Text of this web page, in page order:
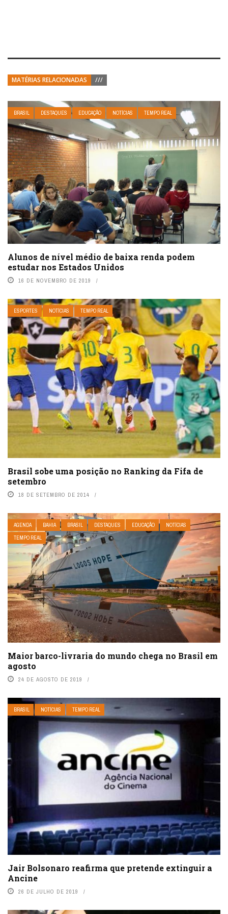
MATÉRIAS RELACIONADAS ///
BRASIL DESTAQUES EDUCAÇÃO NOTÍCIAS TEMPO REAL
Alunos de nível médio de baixa renda podem
estudar nos Estados Unidos
16 DE NOVEMBRO DE 2019
ESPORTES NOTÍCIAS TEMPO REAL
Brasil sobe uma posição no Ranking da Fifa de
setembro
18 DE SETEMBRO DE 2014
AGENDA BAHIA BRASIL DESTAQUES EDUCAÇÃO
NOTÍCIAS
TEMPO REAL
Maior barco-livraria do mundo chega no Brasil em
agosto
24 DE AGOSTO DE 2019
BRASIL NOTÍCIAS TEMPO REAL
Jair Bolsonaro reafirma que pretende extinguir a
Ancine
26 DE JULHO DE 2019